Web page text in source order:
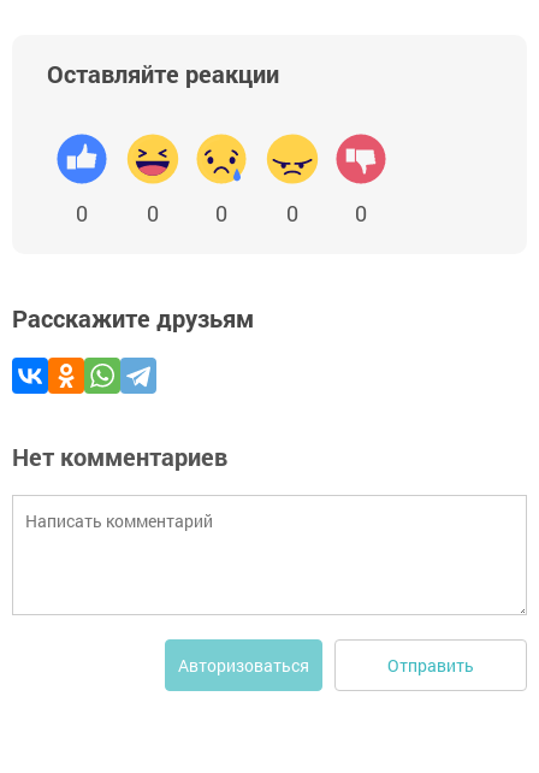
Оставляйте реакции
0 0 0 0 0
Расскажите друзьям
Нет комментариев
Авторизоваться Отправить